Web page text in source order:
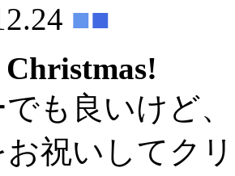
■■
でも良いけど
お祝いしてク